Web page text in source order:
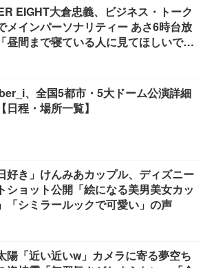
EIGHT大倉忠義、ビジネス・トーク
メインパーソナリティー あさ6時台放
昼間まで寝ている人に見てほしいで
、全国5都市・5大ドーム公演詳細
日程・場所一覧】
好き」けんみあカップル、ディズニー
ショット公開「絵になる美男美女カッ
「シミラールックで可愛い」の声
陽「近い近いw」カメラに寄る夢空ち